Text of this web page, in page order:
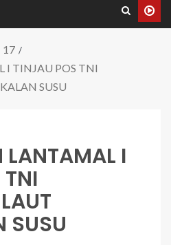
17
TINJAU POS TNI
SUSU
I
SUSU